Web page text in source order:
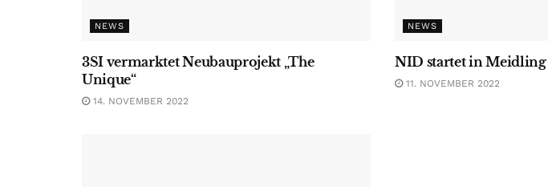
NEWS
3SI vermarktet Neubauprojekt „The
Unique“
14. NOVEMBER 2022
NEWS
NID startet in Meidling
11. NOVEMBER 2022